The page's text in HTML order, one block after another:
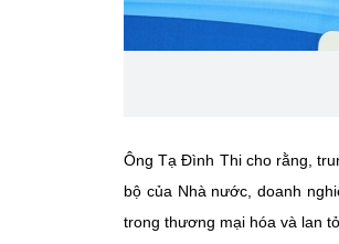
Ông Tạ Đình Thi cho rằng,
bộ của Nhà nước, doanh
trong thương mại hóa và lan